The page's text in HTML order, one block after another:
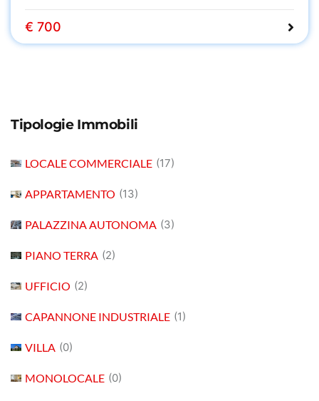
€ 700
Tipologie Immobili
LOCALE COMMERCIALE (17)
APPARTAMENTO (13)
PALAZZINA AUTONOMA (3)
PIANO TERRA (2)
UFFICIO (2)
CAPANNONE INDUSTRIALE (1)
VILLA (0)
MONOLOCALE (0)